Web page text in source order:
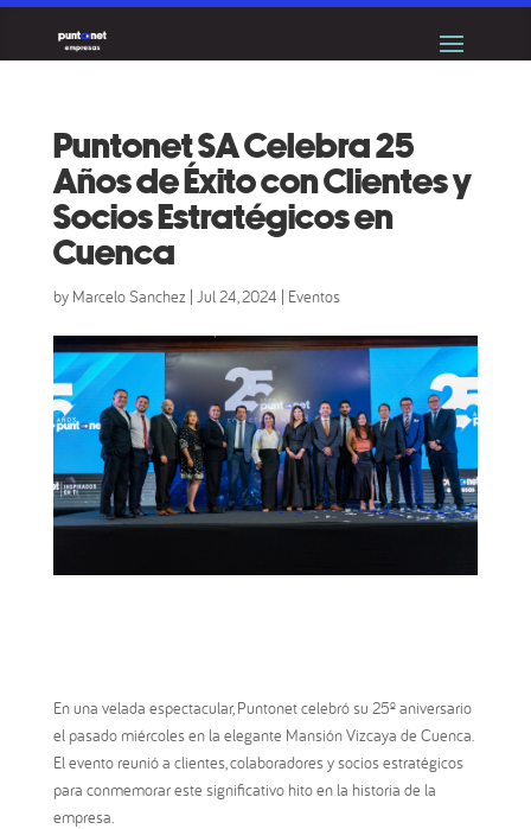
Puntonet SA Celebra 25
Años de Éxito con Clientes y
Socios Estratégicos en
Cuenca
by Marcelo Sanchez| Jul 24, 2024 | Eventos
En una velada espectacular, Puntonet celebró su 25º aniversario
el pasado miércoles en la elegante Mansión Vizcaya de Cuenca.
El evento reunió a clientes, colaboradores y socios estratégicos
para conmemorar este significativo hito en la historia de la
empresa.